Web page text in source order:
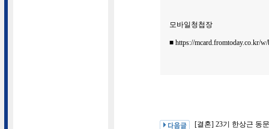
모바일청첩장
■ https://mcard.fromtoday.co.kr/
[결혼] 23기 한상근 동